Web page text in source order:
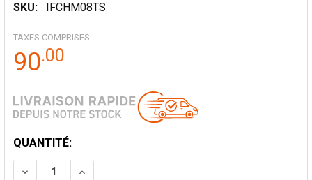
SKU: IFCHM08TS
TAXES COMPRISES
90.00
STOCK
ACTUEL:
QUANTITÉ:
DIMINUER LA QUANTITÉ DE CAPUCHE DE PLUIE AVEC
AUGMENTER LA QUANTITÉ DE CAPUCHE